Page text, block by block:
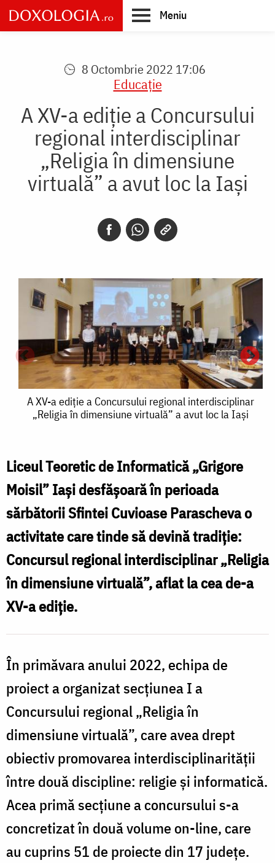
Skip
to
main
Meniu
8 Octombrie 2022 17:06
Educaţie
A XV-a ediție a Concursului
regional interdisciplinar
„Religia în dimensiune
virtuală” a avut loc la Iași
XV-
ediție
a
Concursului
regional
interdisciplinar
în
dimensiune
virtuală”
avut
la
Iași
A XV-a ediție a Concursului regional interdisciplinar
„Religia în dimensiune virtuală” a avut loc la Iași
Liceul Teoretic de Informatică „Grigore
Moisil” Iași desfășoară în perioada
sărbătorii Sfintei Cuvioase Parascheva o
activitate care tinde să devină tradiție:
Concursul regional interdisciplinar „Religia
în dimensiune virtuală”, aflat la cea de-a
XV-a ediție.
În primăvara anului 2022, echipa de
proiect a organizat secțiunea I a
Concursului regional „Religia în
dimensiune virtuală”, care avea drept
obiectiv promovarea interdisciplinarității
între două discipline: religie și informatică.
Acea primă secțiune a concursului s-a
concretizat în două volume on-line, care
au cuprins 51 de proiecte din 17 județe.